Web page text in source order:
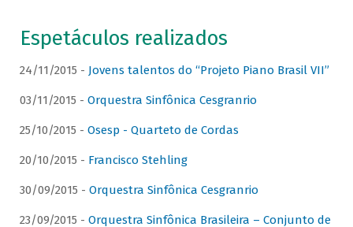
Espetáculos realizados
24/11/2015 - Jovens talentos do “Projeto Piano Brasil VII”
03/11/2015 - Orquestra Sinfônica Cesgranrio
25/10/2015 - Osesp - Quarteto de Cordas
20/10/2015 - Francisco Stehling
30/09/2015 - Orquestra Sinfônica Cesgranrio
23/09/2015 - Orquestra Sinfônica Brasileira – Conjunto de